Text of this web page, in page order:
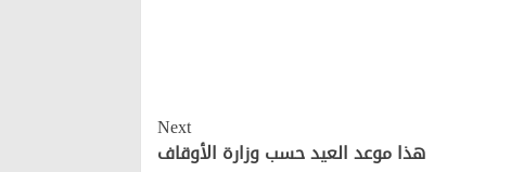
Next
هذا موعد العيد حسب وزارة الأوقاف